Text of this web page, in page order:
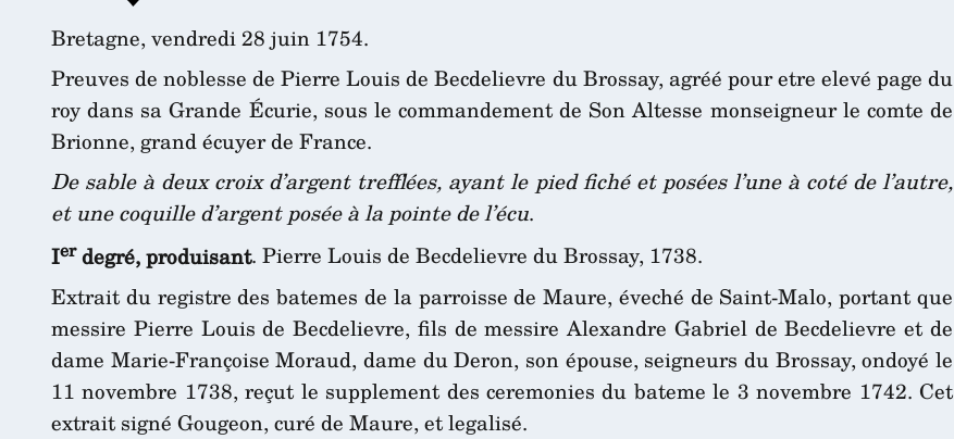
Bretagne, vendredi 28 juin 1754.
Preuves de noblesse de Pierre Louis de Becdelievre du Brossay, agréé pour etre elevé page du
roy dans sa Grande Écurie, sous le commandement de Son Altesse monseigneur le comte de
Brionne, grand écuyer de France.
De sable à deux croix d’argent trefflées, ayant le pied fiché et posées l’une à coté de l’autre,
et une coquille d’argent posée à la pointe de l’écu.
Ierdegré, produisant. Pierre Louis de Becdelievre du Brossay, 1738.
Extrait du registre des batemes de la parroisse de Maure, éveché de Saint-Malo, portant que
messire Pierre Louis de Becdelievre, fils de messire Alexandre Gabriel de Becdelievre et de
dame Marie-Françoise Moraud, dame du Deron, son épouse, seigneurs du Brossay, ondoyé le
11 novembre 1738, reçut le supplement des ceremonies du bateme le 3 novembre 1742. Cet
extrait signé Gougeon, curé de Maure, et legalisé.